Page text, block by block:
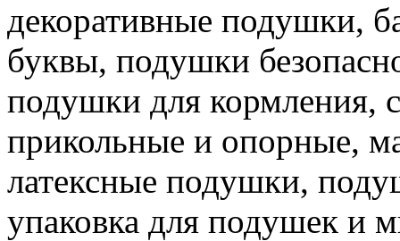
декоративные подушки,
буквы, подушки
подушки для кормления,
прикольные и опорные,
латексные подушки,
упаковка для подушек и